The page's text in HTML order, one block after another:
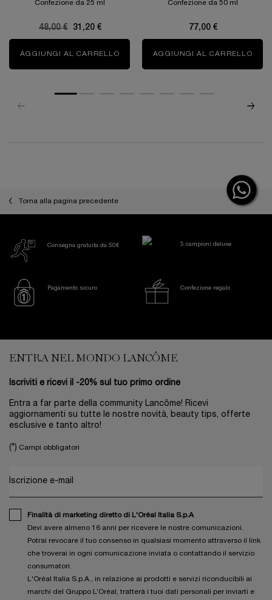
Confezione da 25 ml
Old price
48,00 € New price
31,20 €
AGGIUNGI AL CARRELLO LA BASE PRO
Confezione da 50 ml
77,00 €
AGGIUNGI AL CARRELLO
Torna alla pagina precedente
Consegna gratuita da 50€ 3 campioni deluxe
Pagamento sicuro Confezione regalo
ENTRA NEL MONDO LANCÔME
Iscriviti e ricevi il -20% sul tuo primo ordine
Entra a far parte della community Lancôme! Ricevi
aggiornamenti su tutte le nostre novità, beauty tips, offerte
esclusive e tanto altro!
(*) Campi obbligatori
Iscrizione e-mail
Finalità di marketing diretto di L'Oréal Italia S.p.A
Devi avere almeno 16 anni per ricevere le nostre comunicazioni.
Potrai revocare il tuo consenso in qualsiasi momento attraverso il link
che troverai in ogni comunicazione inviata o contattando il servizio
consumatori.
L'Oréal Italia S.p.A., in relazione ai prodotti e servizi riconducibili ai
marchi del Gruppo L’Oréal, tratterà i tuoi dati personali per inviarti e